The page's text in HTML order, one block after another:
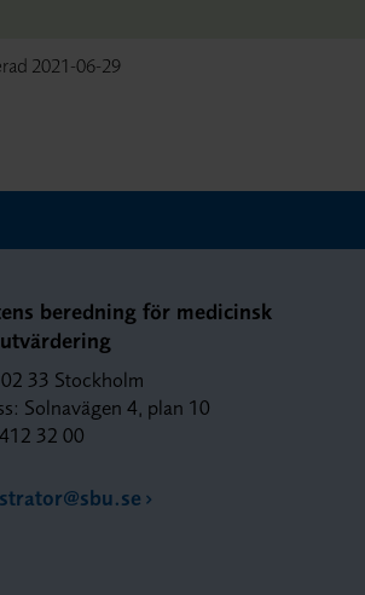
2021-06-29
beredning för medicinsk
33 Stockholm
Solnavägen 4, plan 10
32 00